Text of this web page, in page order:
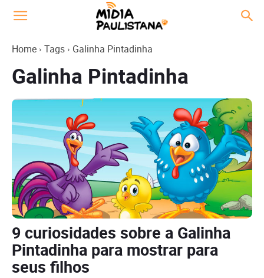
Home Tags Galinha Pintadinha
Galinha Pintadinha
9 curiosidades sobre a Galinha
Pintadinha para mostrar para
seus filhos